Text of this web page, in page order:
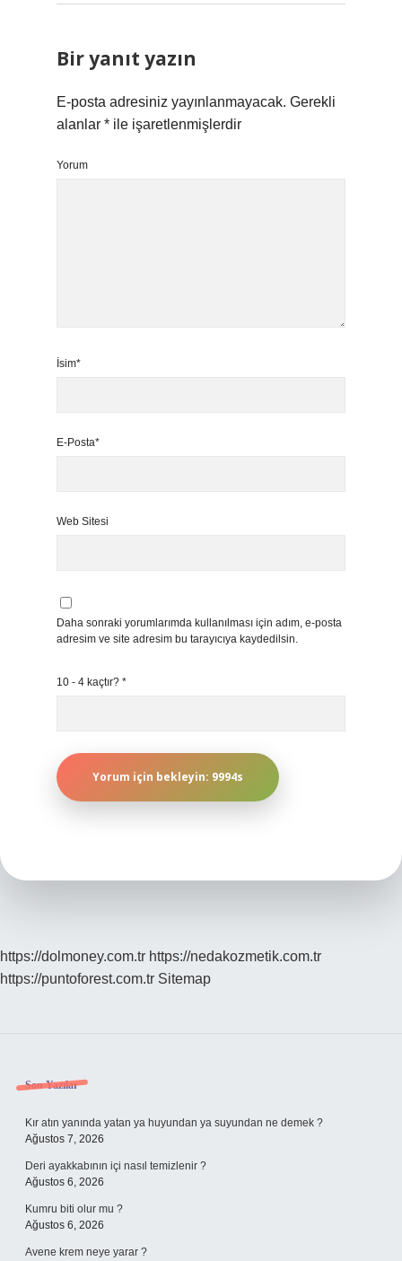
Bir yanıt yazın
E-posta adresiniz yayınlanmayacak. Gerekli
alanlar * ile işaretlenmişlerdir
Yorum
İsim*
E-Posta*
Web Sitesi
Daha sonraki yorumlarımda kullanılması için adım, e-posta
adresim ve site adresim bu tarayıcıya kaydedilsin.
10 - 4 kaçtır? *
https://dolmoney.com.tr https://nedakozmetik.com.tr
https://puntoforest.com.tr Sitemap
Sidebar
Son Yazılar
Kır atın yanında yatan ya huyundan ya suyundan ne demek ?
Ağustos 7, 2026
Deri ayakkabının içi nasıl temizlenir ?
Ağustos 6, 2026
Kumru biti olur mu ?
Ağustos 6, 2026
Avene krem neye yarar ?